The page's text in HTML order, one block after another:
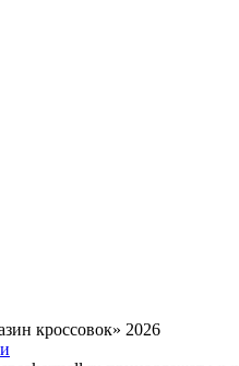
кроссовок» 2026